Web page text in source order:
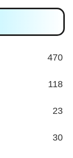
470
118
23
30